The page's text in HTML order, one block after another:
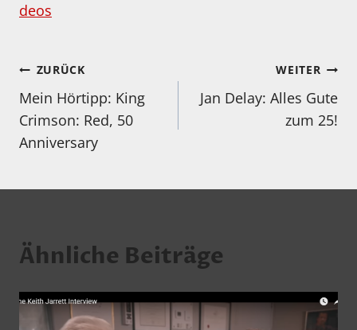
deos
Beitragsnavigation
ZURÜCK
Mein Hörtipp: King
Crimson: Red, 50
Anniversary
WEITER
Jan Delay: Alles Gute
zum 25!
Ähnliche Beiträge